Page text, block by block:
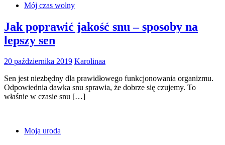
Mój czas wolny
Jak poprawić jakość snu – sposoby na
lepszy sen
20 października 2019 Karolinaa
Sen jest niezbędny dla prawidłowego funkcjonowania organizmu.
Odpowiednia dawka snu sprawia, że dobrze się czujemy. To
właśnie w czasie snu […]
Moja uroda